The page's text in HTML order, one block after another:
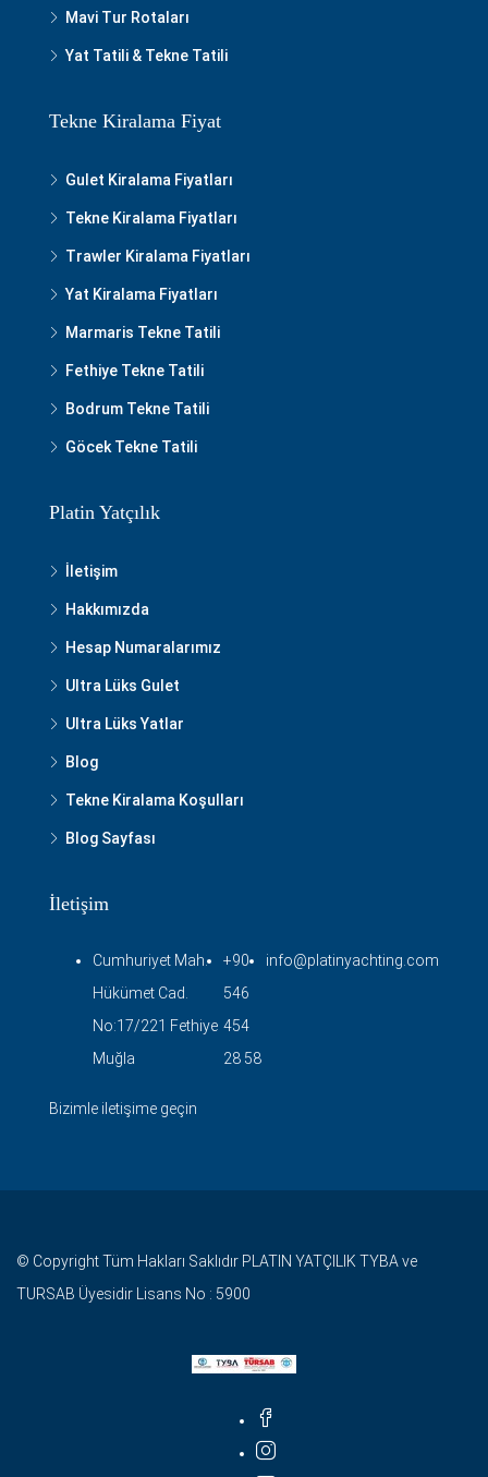
Mavi Tur Rotaları
Yat Tatili & Tekne Tatili
Tekne Kiralama Fiyat
Gulet Kiralama Fiyatları
Tekne Kiralama Fiyatları
Trawler Kiralama Fiyatları
Yat Kiralama Fiyatları
Marmaris Tekne Tatili
Fethiye Tekne Tatili
Bodrum Tekne Tatili
Göcek Tekne Tatili
Platin Yatçılık
İletişim
Hakkımızda
Hesap Numaralarımız
Ultra Lüks Gulet
Ultra Lüks Yatlar
Blog
Tekne Kiralama Koşulları
Blog Sayfası
İletişim
Cumhuriyet Mah.
Hükümet Cad.
No:17/221 Fethiye
Muğla
+90
546
454
28 58
info@platinyachting.com
Bizimle iletişime geçin
© Copyright Tüm Hakları Saklıdır PLATIN YATÇILIK TYBA ve
TURSAB Üyesidir Lisans No : 5900